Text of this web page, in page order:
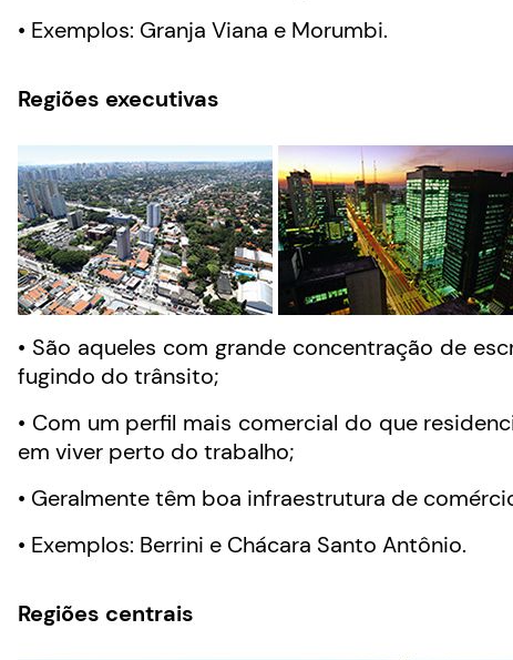
• Exemplos: Granja Viana e Morumbi.
Regiões executivas
• São aqueles com grande concentração de
fugindo do trânsito;
• Com um perfil mais comercial do que
em viver perto do trabalho;
• Geralmente têm boa infraestrutura de
• Exemplos: Berrini e Chácara Santo Antônio.
Regiões centrais